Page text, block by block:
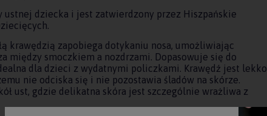
ustnej dziecka i jest zatwierdzony przez Hiszpańskie
krawędzią zapobiega dotykaniu nosa, umożliwiając
między smoczkiem a nozdrzami. Dopasowuje się do
dla dzieci z wydatnymi policzkami. Krawędź jest lekko
nie odciska się i nie pozostawia śladów na skórze.
ust, gdzie delikatna skóra jest szczególnie wrażliwa z